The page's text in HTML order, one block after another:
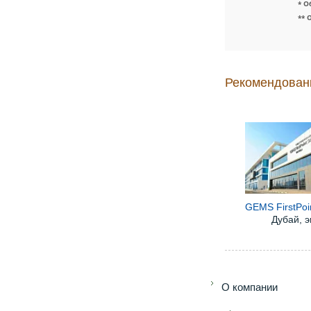
*
**
GEMS
Дубай,
O компании